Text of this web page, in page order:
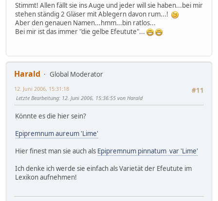
Stimmt! Allen fällt sie ins Auge und jeder will sie haben...bei mir
stehen ständig 2 Gläser mit Ablegern davon rum...!
Aber den genauen Namen...hmm...bin ratlos...
Bei mir ist das immer "die gelbe Efeutute"...
Harald
Global Moderator
#11
12. Juni 2006, 15:31:18
Letzte Bearbeitung: 12. Juni 2006, 15:36:55 von Harald
Könnte es die hier sein?
Epipremnum aureum 'Lime'
Hier finest man sie auch als Epipremnum pinnatum var 'Lime'
Ich denke ich werde sie einfach als Varietät der Efeutute im
Lexikon aufnehmen!